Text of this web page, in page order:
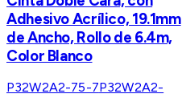
Adhesivo Acrílico, 19.1mm
de Ancho, Rollo de 6.4m,
Color Blanco
P32W2A2-75-7P32W2A2-